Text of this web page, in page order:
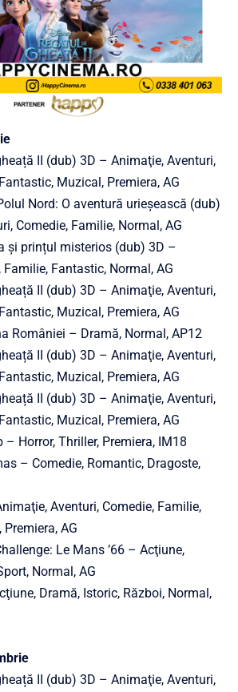
II (dub) 3D – Animaţie, Aventuri,
Muzical, Premiera, AG
Nord: O aventură urieșească (dub)
Comedie, Familie, Normal, AG
și prințul misterios (dub) 3D –
Fantastic, Normal, AG
II (dub) 3D – Animaţie, Aventuri,
Muzical, Premiera, AG
României – Dramă, Normal, AP12
II (dub) 3D – Animaţie, Aventuri,
Muzical, Premiera, AG
II (dub) 3D – Animaţie, Aventuri,
Muzical, Premiera, AG
– Horror, Thriller, Premiera, IM18
– Comedie, Romantic, Dragoste,
Aventuri, Comedie, Familie,
AG
Le Mans ’66 – Acţiune,
Normal, AG
Dramă, Istoric, Război, Normal,
II (dub) 3D – Animaţie, Aventuri,